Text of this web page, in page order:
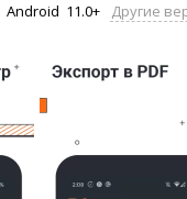
Android 11.0+ Другие